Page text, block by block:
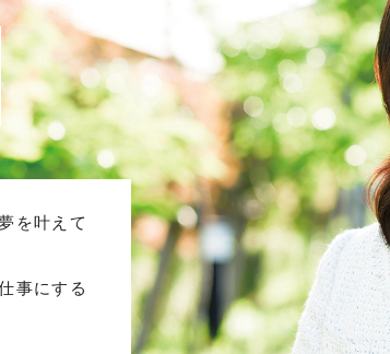
を叶えて
事にする